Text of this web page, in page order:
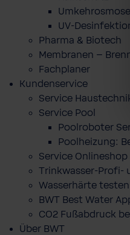
Umkehrosmose
UV-
Pharma & Biotech
Membranen –
Fachplaner
Kundenservice
Service
Service Pool
Poolroboter
Poolheizung:
Service Onlineshop
Trinkwasser-Profi-
Wasserhärte testen
BWT Best Water
CO2 Fußabdruck
Über BWT